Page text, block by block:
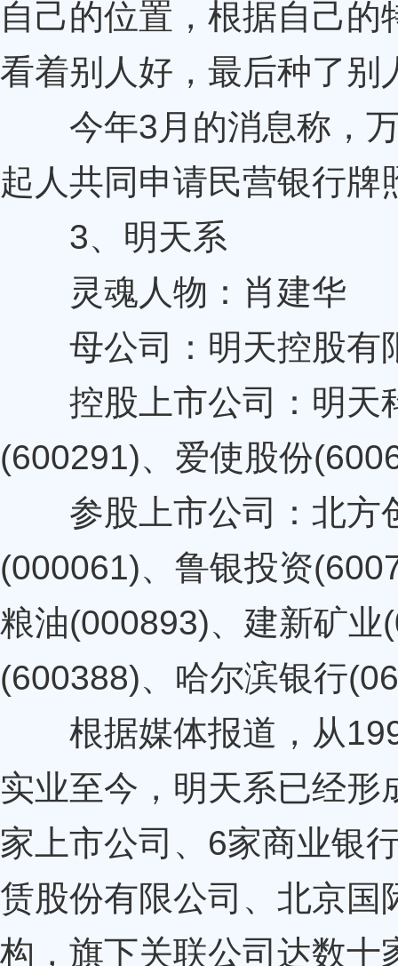
自己的位置，根据自己的
看着别人好，最后种了别
今年3月的消息称，万
起人共同申请民营银行牌
3、明天系
灵魂人物：肖建华
母公司：明天控股有
控股上市公司：明天
(600291)、爱使股份
参股上市公司：北方
(000061)、鲁银投资
粮油(000893)、建新矿业
(600388)、哈尔滨银行
根据媒体报道，从
实业至今，明天系已经
家上市公司、6家商业银
赁股份有限公司、北京国
构，旗下关联公司达数十